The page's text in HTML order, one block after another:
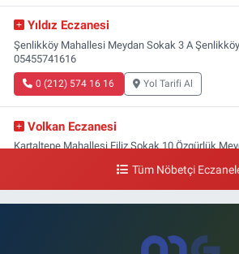
Yıldız Eczanesi
Şenlikköy Mahallesi Meydan Sokak 3 A
05455741616
0 (212) 574 16 16 Yol Tarifi Al
Volkan Eczanesi
Kartaltepe Mahallesi Filiz Sokak 10 Özgürlük
Yeşilköy Mahallesi Doğruyol Sokak 7 A Dürümcü
Tüm Nöbetçi